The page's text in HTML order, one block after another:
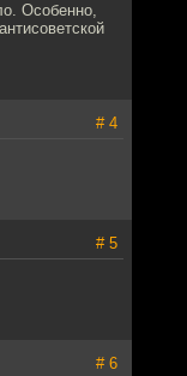
Особенно,
# 4
# 5
# 6